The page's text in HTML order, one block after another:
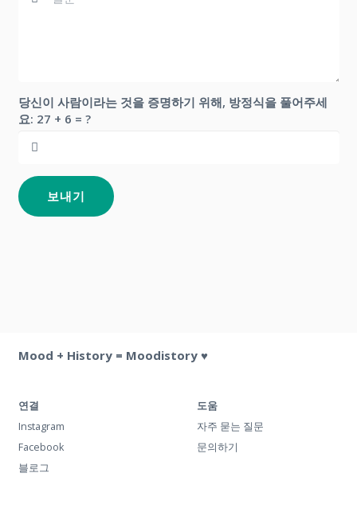
당신이 사람이라는 것을 증명하기 위해, 방정식을 풀어주세
요: 27 + 6 = ?
보내기
Mood + History = Moodistory ♥
연결
Instagram
Facebook
블로그
도움
자주 묻는 질문
문의하기